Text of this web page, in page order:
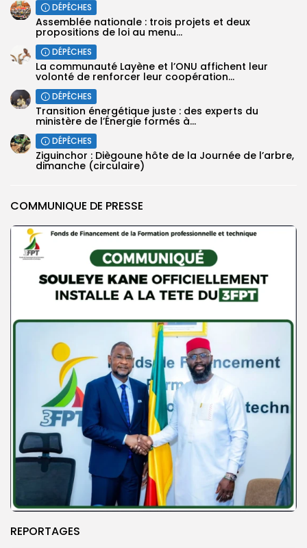
COMMUNIQUE DE PRESSE
REPORTAGES
DÉPÊCHES
Assemblée nationale : trois projets et deux
propositions de loi au menu...
DÉPÊCHES
La communauté Layène et l’ONU affichent leur
volonté de renforcer leur coopération...
DÉPÊCHES
Transition énergétique juste : des experts du
ministère de l’Énergie formés à...
DÉPÊCHES
Ziguinchor : Diègoune hôte de la Journée de l’arbre,
dimanche (circulaire)